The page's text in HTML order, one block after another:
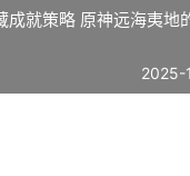
成就策略 原神远海夷地
2025-